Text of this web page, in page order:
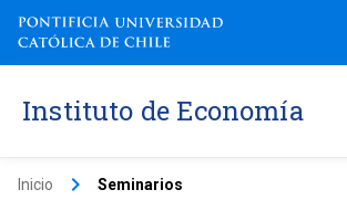
Instituto de Economía
Inicio keyboard_arrow_right Seminarios